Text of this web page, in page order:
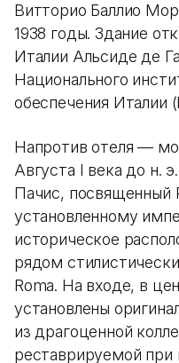
Витторио Баллио
1938 годы. Здание
Италии Альсиде де
Национального
обеспечения Италии
Напротив отеля —
Августа I века до н.
Пачис, посвященный
установленному
историческое
рядом
Roma. На входе, в
установлены
из драгоценной
реставрируемой